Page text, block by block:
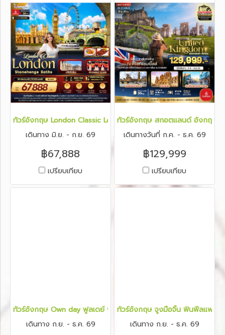
ทัวร์อังกฤษ London Classic London Stonehenge Baths 7 วัน 4
เดินทาง มิ.ย. - ก.ย. 69
฿67,888
เปรียบเทียบ
ทัวร์อังกฤษ สกอตแลนด์ อังกฤษ ย้
เดินทางวันที่ ก.ค. - ธ.ค. 69
฿129,999
เปรียบเทียบ
ทัวร์อังกฤษ Own day ฟูลเดย์ ฟีลกู้ด อังกฤษ 7 วัน 5 คืน
เดินทาง ก.ย. - ธ.ค. 69
ทัวร์อังกฤษ จูงมือจิ้น ฟินฟีลแฟน
เดินทาง ก.ย. - ธ.ค. 69